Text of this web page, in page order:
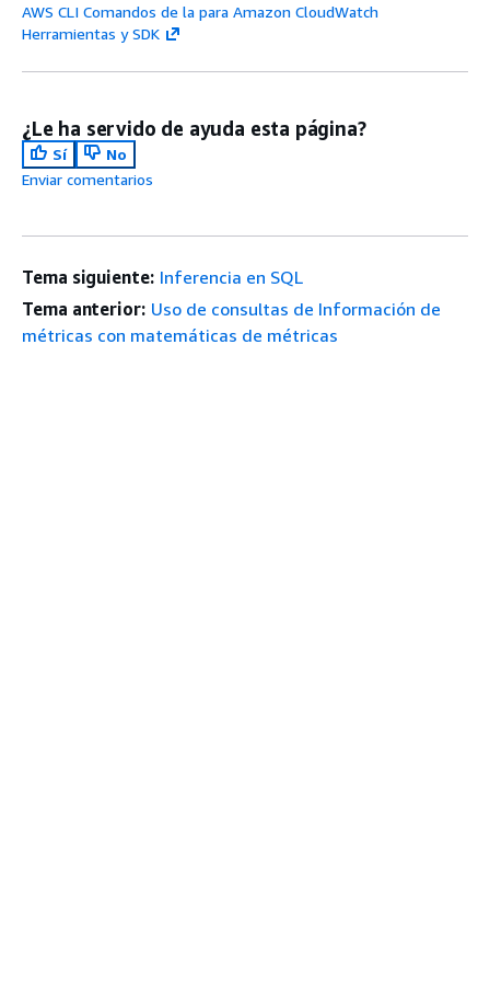
AWS CLI Comandos de la para Amazon CloudWatch
Herramientas y SDK
¿Le ha servido de ayuda esta página?
Sí
No
Enviar comentarios
Tema siguiente: Inferencia en SQL
Tema anterior: Uso de consultas de Información de
métricas con matemáticas de métricas